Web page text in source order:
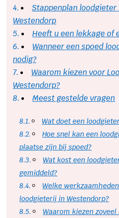
Stappenplan
Westendorp
Heeft u een lekkage of
Wanneer een spoed
nodig?
Waarom kiezen voor
Westendorp?
Meest gestelde vragen
Wat doet een
Hoe snel kan een
plaatse zijn bij spoed?
Wat kost een
gemiddeld?
Welke
loodgieterij in Westendorp?
Waarom kiezen